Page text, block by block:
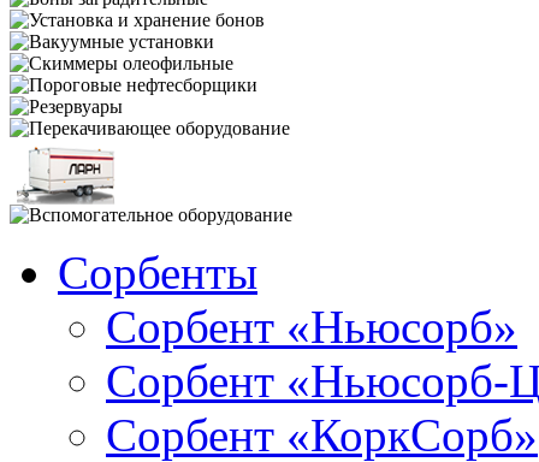
Сорбенты
Сорбент «Ньюсорб»
Сорбент «Ньюсорб-
Сорбент «КоркСорб»